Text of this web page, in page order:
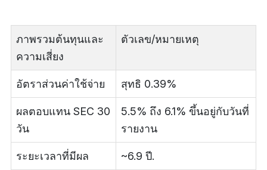
ภาพรวมต้นทุนและ
ความเสี่ยง
ตัวเลข/หมายเหตุ
อัตราส่วนค่าใช้จ่าย สุทธิ 0.39%
ผลตอบแทน SEC 30
วัน
5.5% ถึง 6.1% ขึ้นอยู่กับวันที่
รายงาน
ระยะเวลาที่มีผล ~6.9 ปี.